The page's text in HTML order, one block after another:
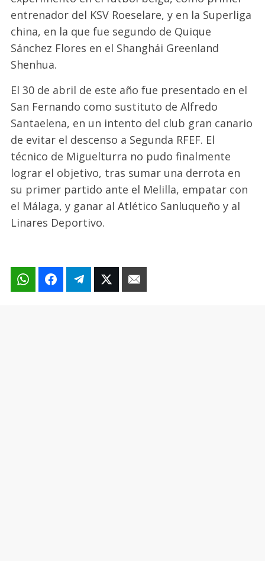
entrenador del KSV Roeselare, y en la Superliga
china, en la que fue segundo de Quique
Sánchez Flores en el Shanghái Greenland
Shenhua.
El 30 de abril de este año fue presentado en el
San Fernando como sustituto de Alfredo
Santaelena, en un intento del club gran canario
de evitar el descenso a Segunda RFEF. El
técnico de Miguelturra no pudo finalmente
lograr el objetivo, tras sumar una derrota en
su primer partido ante el Melilla, empatar con
el Málaga, y ganar al Atlético Sanluqueño y al
Linares Deportivo.